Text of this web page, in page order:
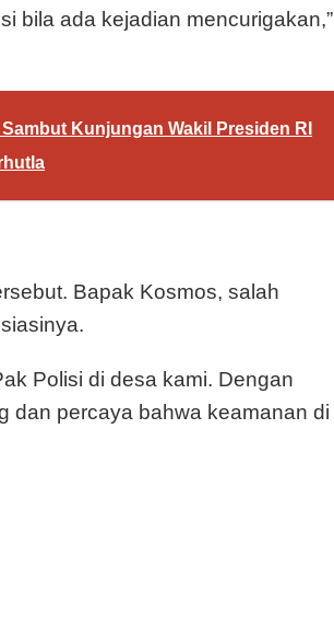
bila ada kejadian mencurigakan,”
Kunjungan Wakil Presiden RI
Bapak Kosmos, salah
Polisi di desa kami. Dengan
dan percaya bahwa keamanan di